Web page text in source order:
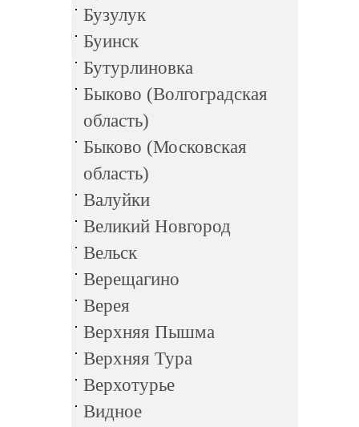
Бузулук
Буинск
Бутурлиновка
Быково (Волгоградская
область)
Быково (Московская
область)
Валуйки
Великий Новгород
Вельск
Верещагино
Верея
Верхняя Пышма
Верхняя Тура
Верхотурье
Видное